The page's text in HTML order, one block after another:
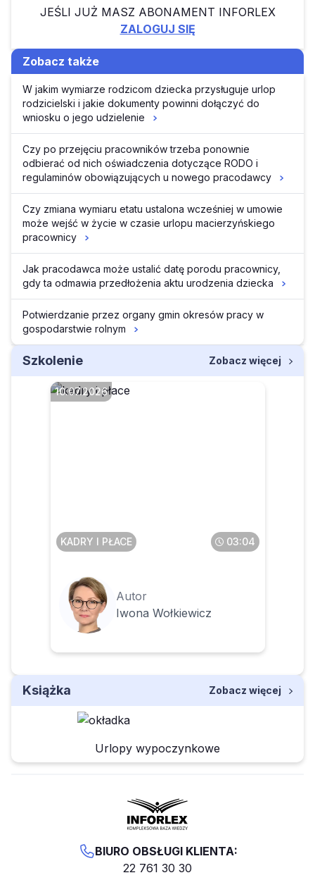
JEŚLI JUŻ MASZ ABONAMENT INFORLEX
ZALOGUJ SIĘ
Zobacz także
W jakim wymiarze rodzicom dziecka przysługuje urlop
rodzicielski i jakie dokumenty powinni dołączyć do
wniosku o jego udzielenie
Czy po przejęciu pracowników trzeba ponownie
odbierać od nich oświadczenia dotyczące RODO i
regulaminów obowiązujących u nowego pracodawcy
Czy zmiana wymiaru etatu ustalona wcześniej w umowie
może wejść w życie w czasie urlopu macierzyńskiego
pracownicy
Jak pracodawca może ustalić datę porodu pracownicy,
gdy ta odmawia przedłożenia aktu urodzenia dziecka
Potwierdzanie przez organy gmin okresów pracy w
gospodarstwie rolnym
Szkolenie Zobacz więcej
10.07.2026
KADRY I PŁACE 03:04
Autor
Iwona Wołkiewicz
Książka Zobacz więcej
Urlopy wypoczynkowe
BIURO OBSŁUGI KLIENTA:
22 761 30 30